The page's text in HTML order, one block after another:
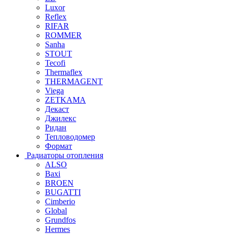
Luxor
Reflex
RIFAR
ROMMER
Sanha
STOUT
Tecofi
Thermaflex
THERMAGENT
Viega
ZETKAMA
Декаст
Джилекс
Ридан
Тепловодомер
Формат
Радиаторы отопления
ALSO
Baxi
BROEN
BUGATTI
Cimberio
Global
Grundfos
Hermes